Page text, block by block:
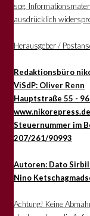
sog.
ausdrücklich
Herausgeber /
Redaktionsbüro
ViSdP: Oliver Renn
Hauptstraße 55 -
Steuernummer im
207/261/90993
Autoren: Dato
Nino
Achtung! Keine